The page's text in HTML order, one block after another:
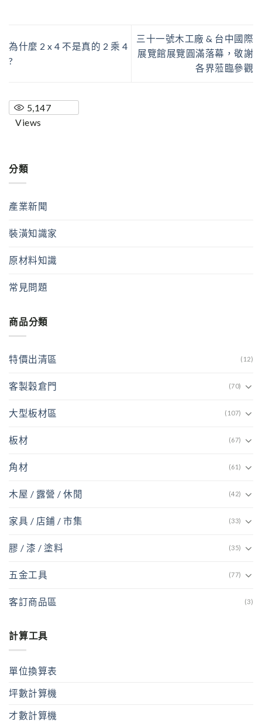
為什麼 2 x 4 不是真的 2 乘 4
?
三十一號木工廠 & 台中國際
展覽館展覽圓滿落幕，敬謝
各界蒞臨參觀
5,147
Views
分類
產業新聞
裝潢知識家
原材料知識
常見問題
商品分類
特價出清區 (12)
客製穀倉門 (70)
大型板材區 (107)
板材 (67)
角材 (61)
木屋 / 露營 / 休閒 (42)
家具 / 店鋪 / 市集 (33)
膠 / 漆 / 塗料 (35)
五金工具 (77)
客訂商品區 (3)
計算工具
單位換算表
坪數計算機
才數計算機